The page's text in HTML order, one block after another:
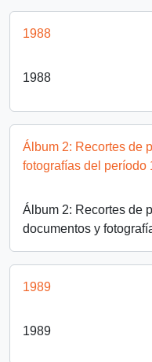
1988
1988
Álbum 2: Recortes de
fotografías del período
Álbum 2: Recortes de
documentos y
1989
1989